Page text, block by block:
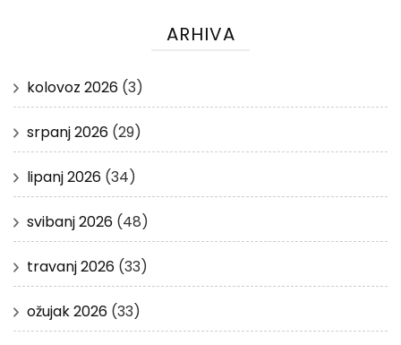
ARHIVA
kolovoz 2026 (3)
srpanj 2026 (29)
lipanj 2026 (34)
svibanj 2026 (48)
travanj 2026 (33)
ožujak 2026 (33)